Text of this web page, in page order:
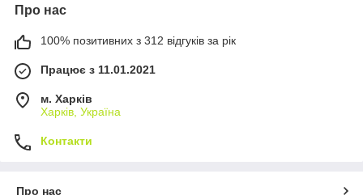
Про нас
100% позитивних з 312 відгуків за рік
Працює з 11.01.2021
м. Харків
Харків, Україна
Контакти
Про нас